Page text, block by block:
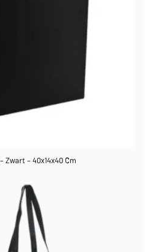
Zwart – 40x14x40 Cm